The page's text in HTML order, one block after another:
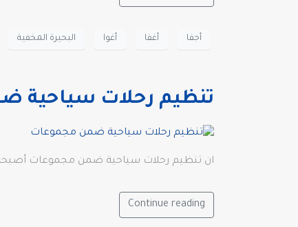
أجفا أغفا أغوا البحيرة المخفية
تنظيم رحلات سياحية
ان تنظيم رحلات سياحية ضمن مجموعات أصبحت
Continue reading